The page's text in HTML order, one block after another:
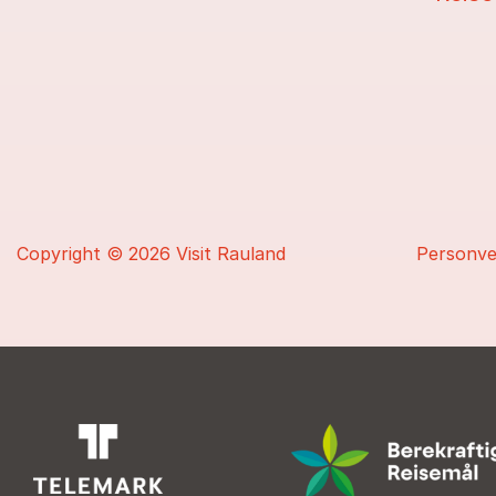
Copyright © 2026 Visit Rauland